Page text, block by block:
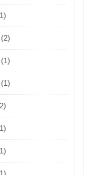
(2)
(1)
(1)